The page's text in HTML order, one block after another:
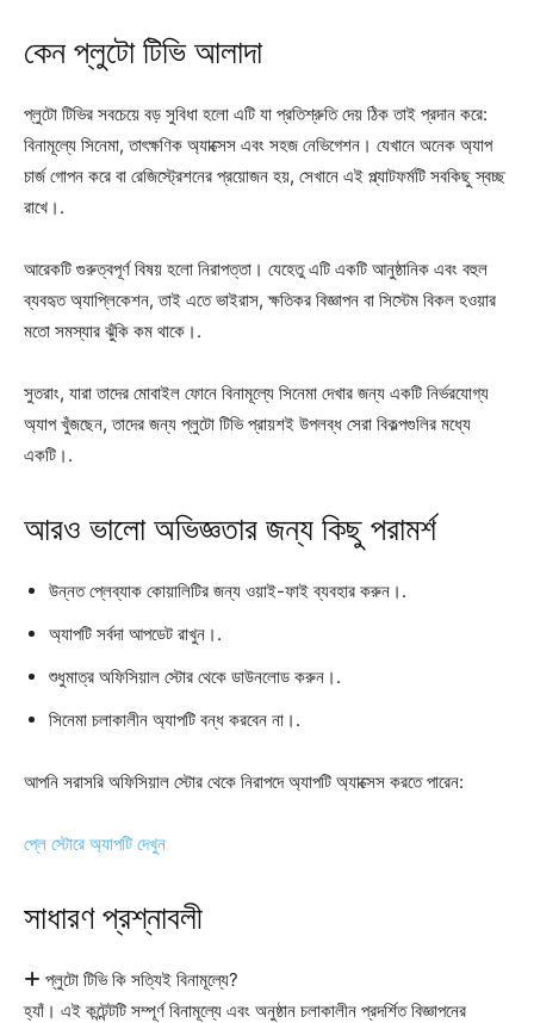
কেন প্লুটো টিভি আলাদা
প্লুটো টিভির সবচেয়ে বড় সুবিধা হলো এটি যা প্রতিশ্রুতি দেয় ঠিক তাই প্রদান করে:
বিনামূল্যে সিনেমা, তাৎক্ষণিক অ্যাক্সেস এবং সহজ নেভিগেশন। যেখানে অনেক অ্যাপ
চার্জ গোপন করে বা রেজিস্ট্রেশনের প্রয়োজন হয়, সেখানে এই প্ল্যাটফর্মটি সবকিছু স্বচ্ছ
রাখে।.
আরেকটি গুরুত্বপূর্ণ বিষয় হলো নিরাপত্তা। যেহেতু এটি একটি আনুষ্ঠানিক এবং বহুল
ব্যবহৃত অ্যাপ্লিকেশন, তাই এতে ভাইরাস, ক্ষতিকর বিজ্ঞাপন বা সিস্টেম বিকল হওয়ার
মতো সমস্যার ঝুঁকি কম থাকে।.
সুতরাং, যারা তাদের মোবাইল ফোনে বিনামূল্যে সিনেমা দেখার জন্য একটি নির্ভরযোগ্য
অ্যাপ খুঁজছেন, তাদের জন্য প্লুটো টিভি প্রায়শই উপলব্ধ সেরা বিকল্পগুলির মধ্যে
একটি।.
আরও ভালো অভিজ্ঞতার জন্য কিছু পরামর্শ
উন্নত প্লেব্যাক কোয়ালিটির জন্য ওয়াই-ফাই ব্যবহার করুন।.
অ্যাপটি সর্বদা আপডেট রাখুন।.
শুধুমাত্র অফিসিয়াল স্টোর থেকে ডাউনলোড করুন।.
সিনেমা চলাকালীন অ্যাপটি বন্ধ করবেন না।.
আপনি সরাসরি অফিসিয়াল স্টোর থেকে নিরাপদে অ্যাপটি অ্যাক্সেস করতে পারেন:
প্লে স্টোরে অ্যাপটি দেখুন
সাধারণ প্রশ্নাবলী
প্লুটো টিভি কি সত্যিই বিনামূল্যে?
হ্যাঁ। এই কন্টেন্টটি সম্পূর্ণ বিনামূল্যে এবং অনুষ্ঠান চলাকালীন প্রদর্শিত বিজ্ঞাপনের